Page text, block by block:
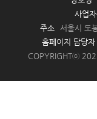
사업
주소
서울시 도
홈페이지 담당자
COPYRIGHTⓒ